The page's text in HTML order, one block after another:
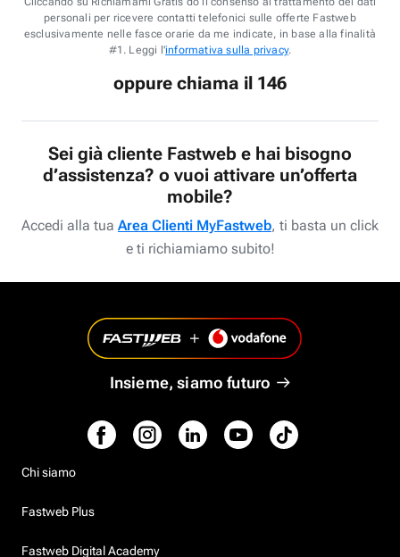
personali per ricevere contatti telefonici sulle offerte Fastweb
esclusivamente nelle fasce orarie da me indicate, in base alla finalità
#1. Leggi l'informativa sulla privacy.
oppure chiama il 146
Sei già cliente Fastweb e hai bisogno
d’assistenza? o vuoi attivare un’offerta
mobile?
Accedi alla tua Area Clienti MyFastweb, ti basta un click
e ti richiamiamo subito!
Insieme, siamo futuro
Chi siamo
Fastweb Plus
Fastweb Digital Academy